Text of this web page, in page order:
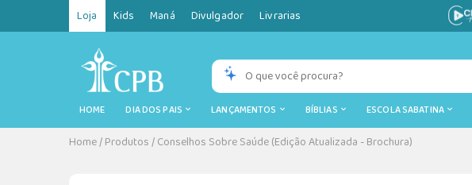
Loja Kids Maná Divulgador Livrarias
HOME DIA DOS PAIS LANÇAMENTOS BÍBLIAS ESCOLA SABATINA
Home/Produtos/Conselhos Sobre Saúde (Edição Atualizada - Brochura)